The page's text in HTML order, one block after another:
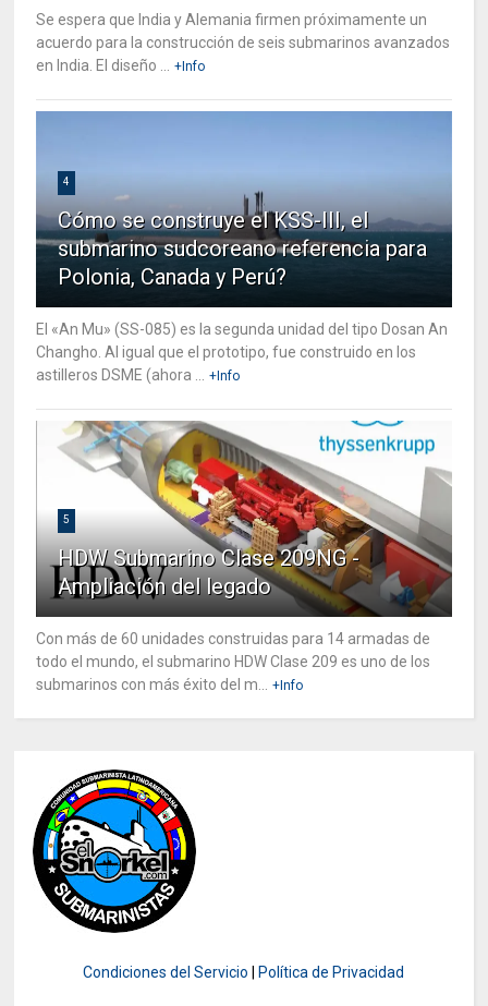
Se espera que India y Alemania firmen próximamente un
acuerdo para la construcción de seis submarinos avanzados
en India. El diseño ...
+Info
4
Cómo se construye el KSS-III, el
submarino sudcoreano referencia para
Polonia, Canada y Perú?
El «An Mu» (SS-085) es la segunda unidad del tipo Dosan An
Changho. Al igual que el prototipo, fue construido en los
astilleros DSME (ahora ...
+Info
5
HDW Submarino Clase 209NG -
Ampliación del legado
Con más de 60 unidades construidas para 14 armadas de
todo el mundo, el submarino HDW Clase 209 es uno de los
submarinos con más éxito del m...
+Info
Condiciones del Servicio Política de Privacidad